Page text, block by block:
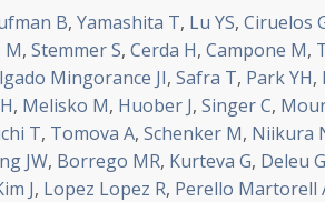
B, Yamashita T, Lu YS, Ciruelos
M, Stemmer S, Cerda H, Campone M,
Mingorance JI, Safra T, Park YH,
, Melisko M, Huober J, Singer C,
T, Tomova A, Schenker M, Niikura
JW, Borrego MR, Kurteva G, Deleu
J, Lopez Lopez R, Perello Martorell